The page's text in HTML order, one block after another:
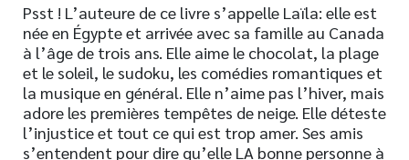
Psst ! L’auteure de ce livre s’appelle Laïla: elle est
née en Égypte et arrivée avec sa famille au Canada
à l’âge de trois ans. Elle aime le chocolat, la plage
et le soleil, le sudoku, les comédies romantiques et
la musique en général. Elle n’aime pas l’hiver, mais
adore les premières tempêtes de neige. Elle déteste
l’injustice et tout ce qui est trop amer. Ses amis
s’entendent pour dire qu’elle LA bonne personne à